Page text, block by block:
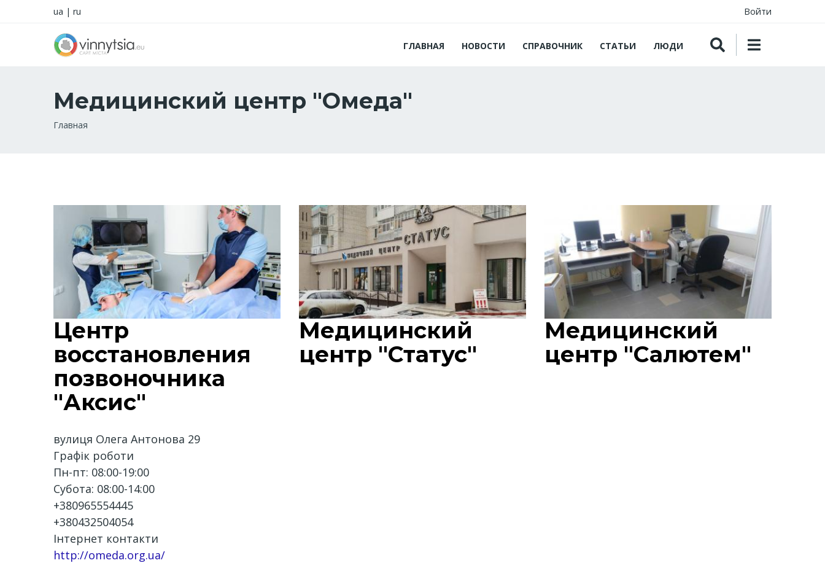
ua | ru Войти
ГЛАВНАЯ НОВОСТИ СПРАВОЧНИК СТАТЬИ ЛЮДИ
Медицинский центр "Омеда"
Строка
Главная
Центр
восстановления
позвоночника
"Аксис"
Медицинский
центр "Статус"
Медицинский
центр "Салютем"
вулиця Олега Антонова 29
Графік роботи
Пн-пт: 08:00-19:00
Субота: 08:00-14:00
+380965554445
+380432504054
Інтернет контакти
http://omeda.org.ua/